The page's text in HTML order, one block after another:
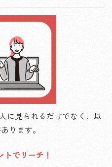
に見られるだけでなく、以
ります。
でリーチ！